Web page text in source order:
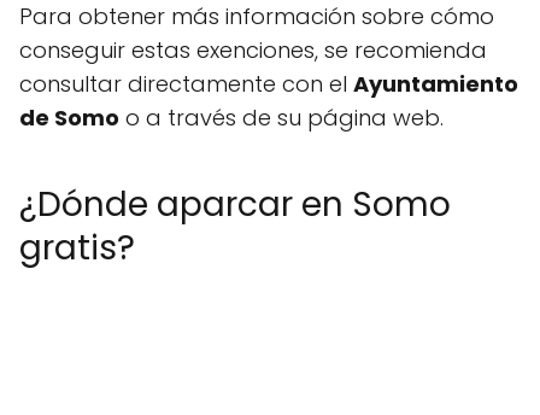
Para obtener más información sobre cómo
conseguir estas exenciones, se recomienda
consultar directamente con el Ayuntamiento
de Somo o a través de su página web.
¿Dónde aparcar en Somo
gratis?